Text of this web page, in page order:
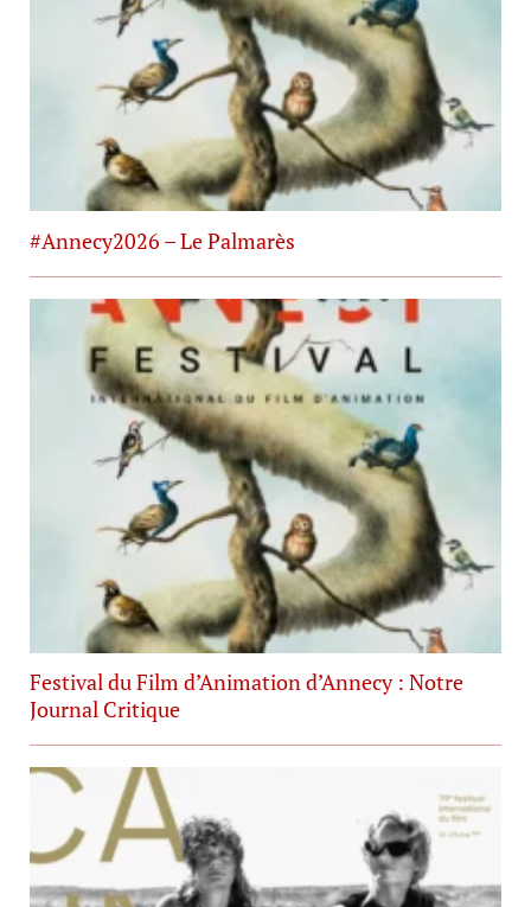
#Annecy2026 – Le Palmarès
Festival du Film d’Animation d’Annecy : Notre
Journal Critique